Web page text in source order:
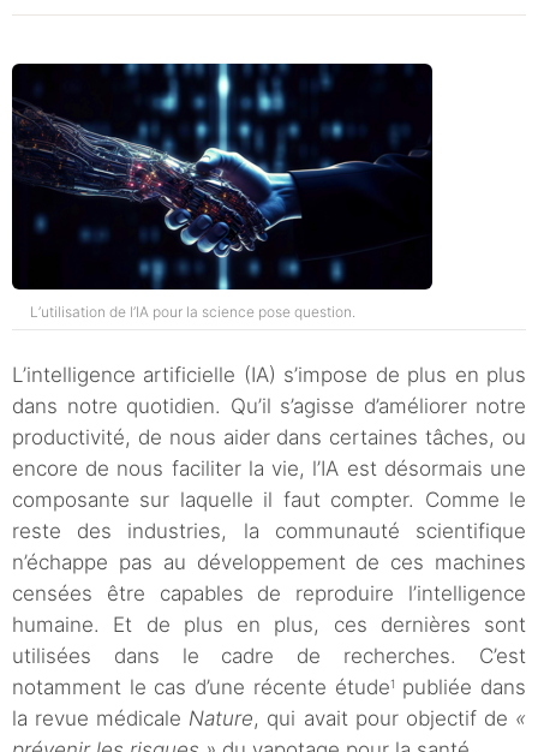
L’utilisation de l’IA pour la science pose question.
L’intelligence artificielle (IA) s’impose de plus en plus
dans notre quotidien. Qu’il s’agisse d’améliorer notre
productivité, de nous aider dans certaines tâches, ou
encore de nous faciliter la vie, l’IA est désormais une
composante sur laquelle il faut compter. Comme le
reste des industries, la communauté scientifique
n’échappe pas au développement de ces machines
censées être capables de reproduire l’intelligence
humaine. Et de plus en plus, ces dernières sont
utilisées dans le cadre de recherches. C’est
notamment le cas d’une récente étude1
publiée dans
la revue médicale Nature, qui avait pour objectif de «